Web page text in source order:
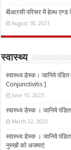
बीआरसी परिसर में हेल्थ एण्ड
August 18, 2021
स्वास्थ्य
स्वास्थ्य डेस्क। जानिये
Conjunctivitis ]
June 10, 2023
स्वास्थ्य डेस्क । जानिये
March 22, 2023
स्वास्थ्य डेस्क । जानिये
नुस्‍खों को अजमाएं